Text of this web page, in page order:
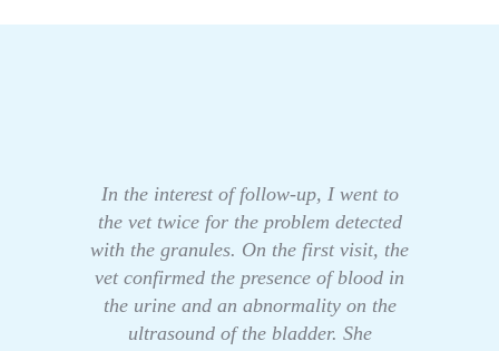
In the interest of follow-up, I went to
the vet twice for the problem detected
with the granules. On the first visit, the
vet confirmed the presence of blood in
the urine and an abnormality on the
ultrasound of the bladder. She